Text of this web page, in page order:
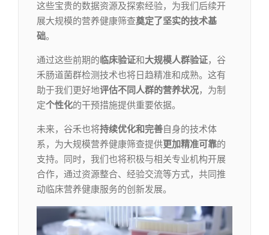
这些宝贵的数据资源及探索经验，为我们后续开
展大规模的营养健康筛查奠定了坚实的技术基
础。
通过这些前期的临床验证和大规模人群验证，谷
禾肠道菌群检测技术也将日趋精准和成熟。这有
助于我们更好地评估不同人群的营养状况，为制
定个性化的干预措施提供重要依据。
未来，谷禾也将持续优化和完善自身的技术体
系，为大规模营养健康筛查提供更加精准可靠的
支持。同时，我们也将积极与相关专业机构开展
合作，通过资源整合、经验交流等方式，共同推
动临床营养健康服务的创新发展。